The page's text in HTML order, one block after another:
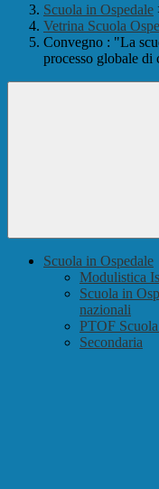
Scuola in Ospedale
Vetrina Scuola
Convegno : "La
processo globale di
Scuola in Ospedale
Modulistica
Scuola in
nazionali
PTOF
Secondaria